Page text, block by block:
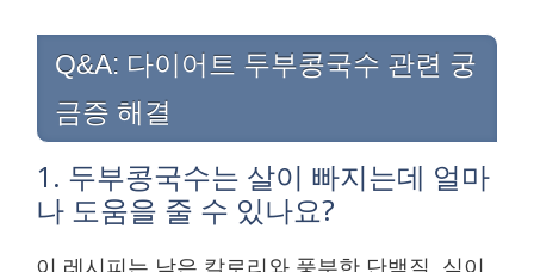
Q&A: 다이어트 두부콩국수 관련 궁
금증 해결
1. 두부콩국수는 살이 빠지는데 얼마
나 도움을 줄 수 있나요?
이 레시피는 낮은 칼로리와 풍부한 단백질, 식이